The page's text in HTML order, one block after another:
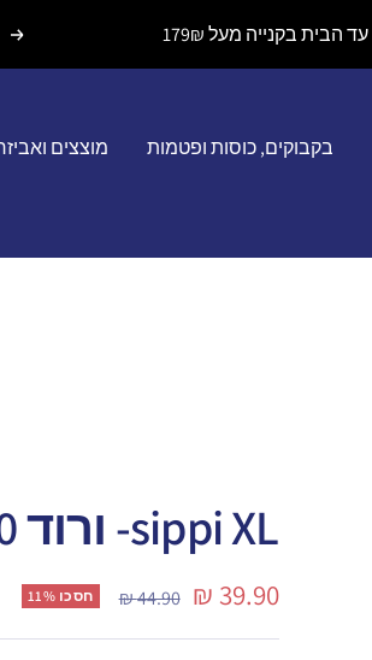
הבא
בקבוקים, כוסות ופטמות מוצצים
sippi XL- ורוד 350 מ"ל
מחיר
מבצע
39.90 ₪
מחיר
44.90 ₪ חסכו 11%